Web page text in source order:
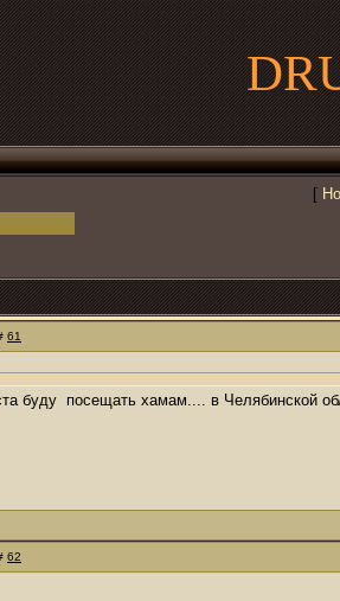
[
61
буду посещать хамам.... в Челябинской
62